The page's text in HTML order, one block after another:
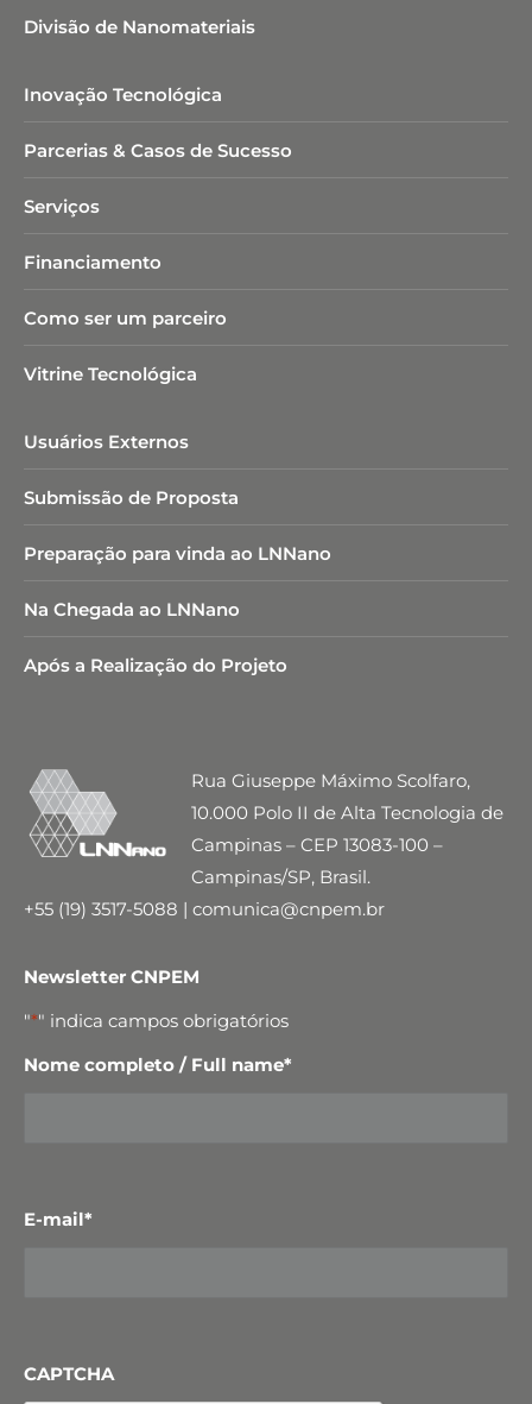
Divisão de Nanomateriais
Inovação Tecnológica
Parcerias & Casos de Sucesso
Serviços
Financiamento
Como ser um parceiro
Vitrine Tecnológica
Usuários Externos
Submissão de Proposta
Preparação para vinda ao LNNano
Na Chegada ao LNNano
Após a Realização do Projeto
Rua Giuseppe Máximo Scolfaro,
10.000 Polo II de Alta Tecnologia de
Campinas – CEP 13083-100 –
Campinas/SP, Brasil.
+55 (19) 3517-5088 | comunica@cnpem.br
Newsletter CNPEM
"*" indica campos obrigatórios
Nome completo / Full name*
E-mail*
CAPTCHA